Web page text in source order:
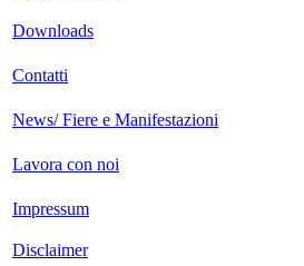
Downloads
Contatti
News/ Fiere e Manifestazioni
Lavora con noi
Impressum
Disclaimer